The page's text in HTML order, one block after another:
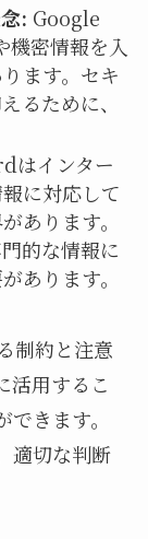
: Google
密情報を入
ます。セキ
るために、
はインター
に対応して
あります。
的な情報に
あります。
制約と注意
活用するこ
きます。
適切な判断